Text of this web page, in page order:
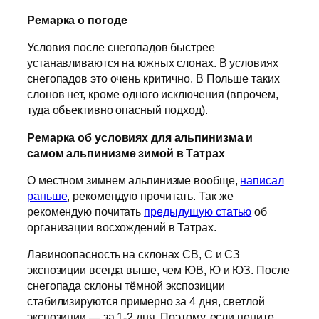
Ремарка о погоде
Условия после снегопадов быстрее
устанавливаются на южных слонах. В условиях
снегопадов это очень критично. В Польше таких
слонов нет, кроме одного исключения (впрочем,
туда объективно опасный подход).
Ремарка об условиях для альпинизма и
самом альпинизме зимой в Татрах
О местном зимнем альпинизме вообще, написал
раньше, рекомендую прочитать. Так же
рекомендую почитать предыдущую статью об
организации восхождений в Татрах.
Лавиноопасность на склонах СВ, С и СЗ
экспозиции всегда выше, чем ЮВ, Ю и ЮЗ. После
снегопада склоны тёмной экспозиции
стабилизируются примерно за 4 дня, светлой